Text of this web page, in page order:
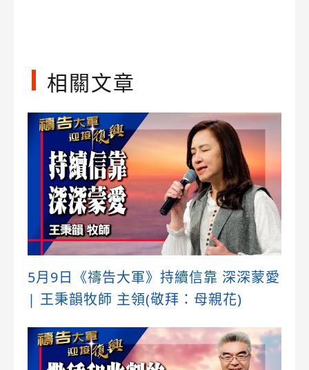
相關文章
5月9日《禱告大軍》持續信靠 深深蒙愛
| 王秉韻牧師 主領(敬拜：母親花)